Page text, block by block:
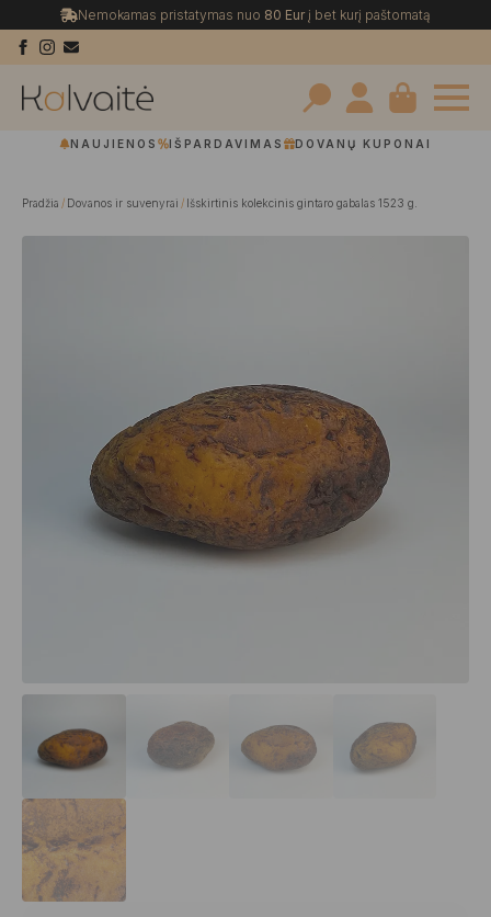
Nemokamas pristatymas nuo 80 Eurį bet kurį paštomatą
Search
NAUJIENOS IŠPARDAVIMAS DOVANŲ KUPONAI
Pradžia Dovanos ir suvenyrai Išskirtinis kolekcinis gintaro gabalas 1523 g.